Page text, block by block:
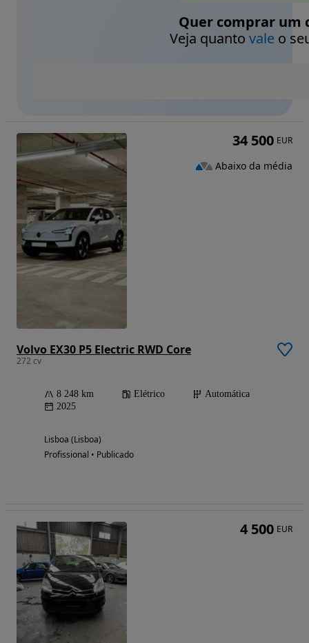
Quer comprar um
Veja quanto valeo
Volvo EX30 P5 Electric RWD Core
272 cv
8 248 km Elétrico
Automática
2025
Lisboa (Lisboa)
Profissional • Publicado
34 500 EUR
Abaixo da média
4 500 EUR